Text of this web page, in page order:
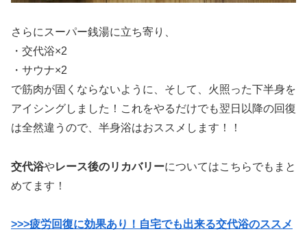
さらにスーパー銭湯に立ち寄り、
・交代浴×2
・サウナ×2
で筋肉が固くならないように、そして、火照った下半身を
アイシングしました！これをやるだけでも翌日以降の回復
は全然違うので、半身浴はおススメします！！
交代浴やレース後のリカバリーについてはこちらでもまと
めてます！
>>>疲労回復に効果あり！自宅でも出来る交代浴のススメ